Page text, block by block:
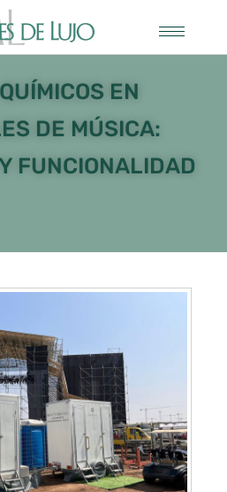
EN
DE MÚSICA:
FUNCIONALIDAD